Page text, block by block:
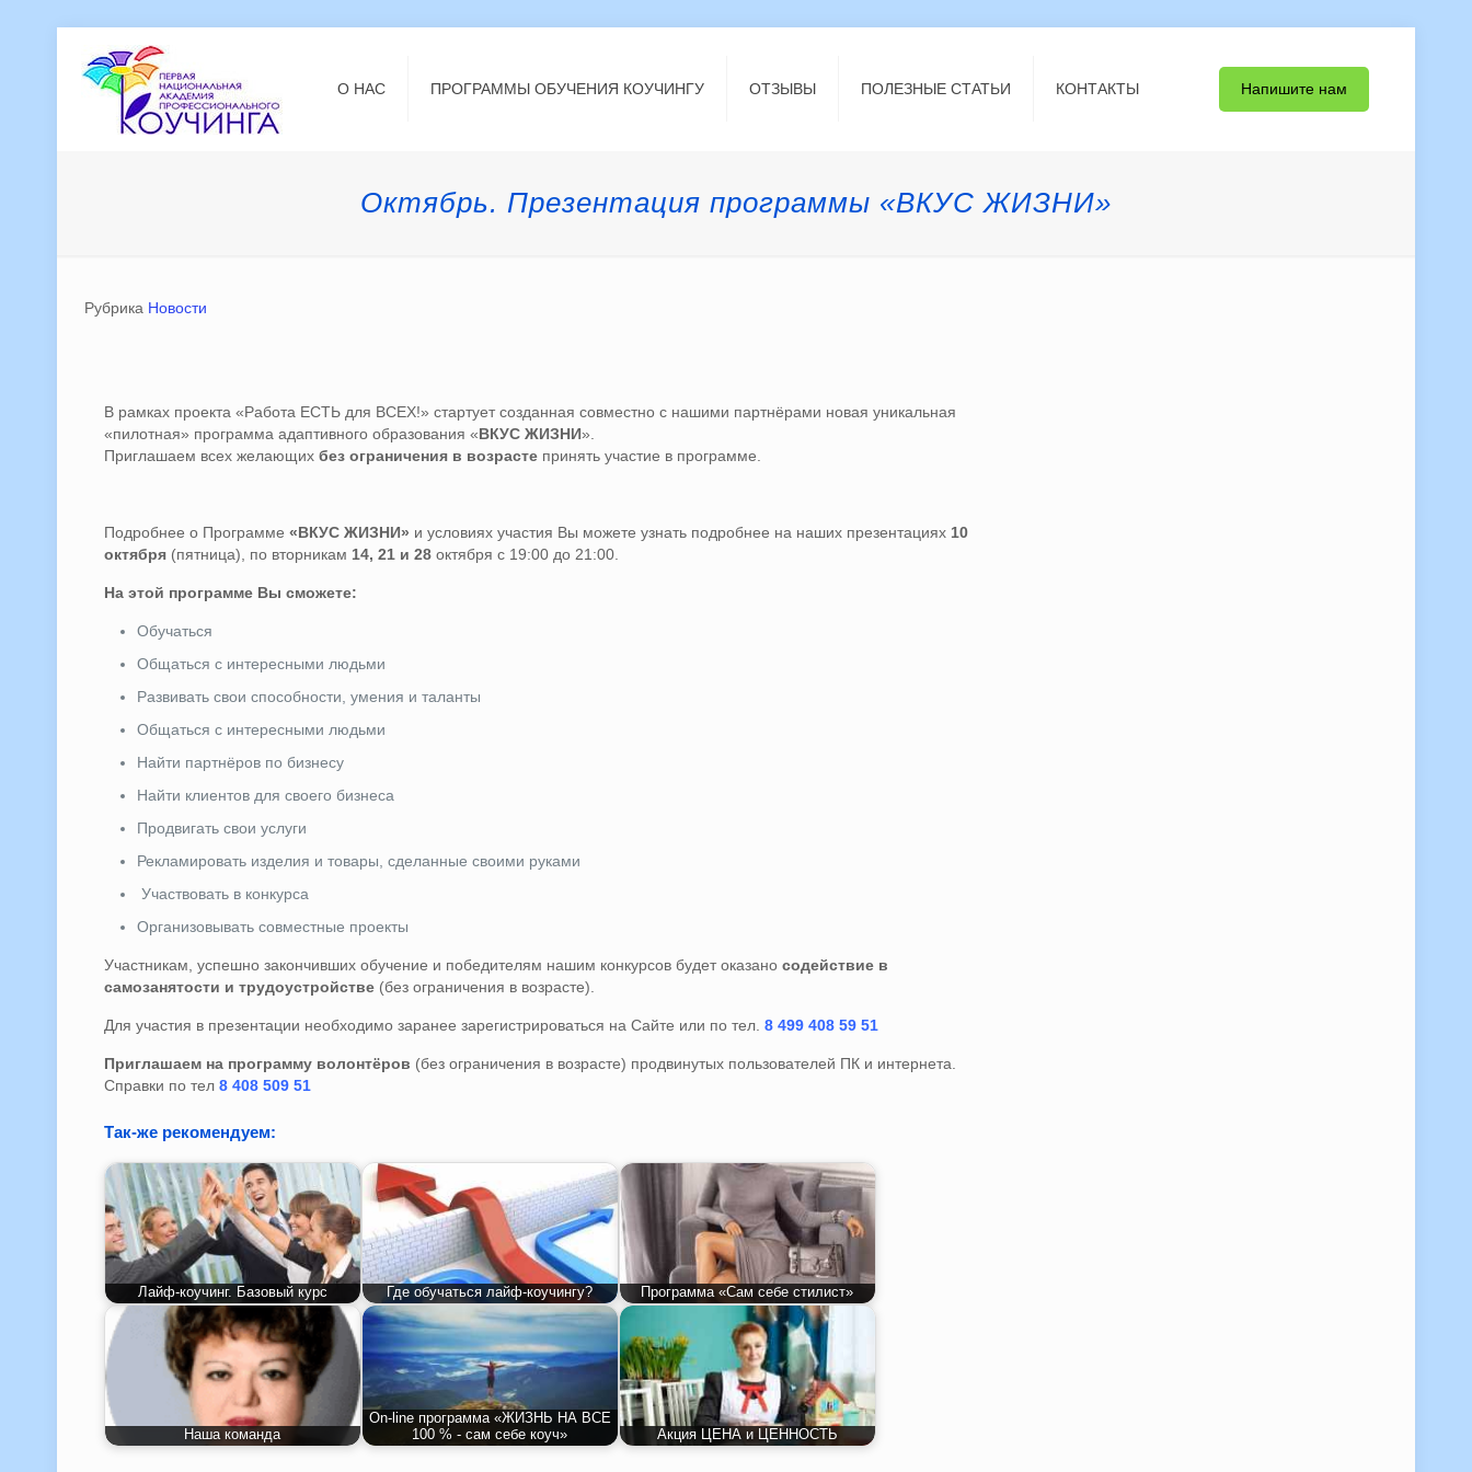
О НАС ПРОГРАММЫ ОБУЧЕНИЯ КОУЧИНГУ ОТЗЫВЫ ПОЛЕЗНЫЕ СТАТЬИ КОНТАКТЫ Напишите нам
Октябрь. Презентация программы «ВКУС ЖИЗНИ»
Рубрика Новости
В рамках проекта «Работа ЕСТЬ для ВСЕХ!» стартует созданная совместно с нашими партнёрами новая уникальная
«пилотная» программа адаптивного образования «ВКУС ЖИЗНИ».
Приглашаем всех желающих без ограничения в возрастепринять участие в программе.
Подробнее о Программе «ВКУС ЖИЗНИ» и условиях участия Вы можете узнать подробнее на наших презентациях 10
октября(пятница), по вторникам 14, 21 и 28октября с 19:00 до 21:00.
На этой программе Вы сможете:
Обучаться
Общаться с интересными людьми
Развивать свои способности, умения и таланты
Общаться с интересными людьми
Найти партнёров по бизнесу
Найти клиентов для своего бизнеса
Продвигать свои услуги
Рекламировать изделия и товары, сделанные своими руками
Участвовать в конкурса
Организовывать совместные проекты
Участникам, успешно закончивших обучение и победителям нашим конкурсов будет оказано содействие в
самозанятости и трудоустройстве(без ограничения в возрасте).
Для участия в презентации необходимо заранее зарегистрироваться на Сайте или по тел. 8 499 408 59 51
Приглашаем на программу волонтёров (без ограничения в возрасте) продвинутых пользователей ПК и интернета.
Справки по тел 8 408 509 51
Так-же рекомендуем:
Лайф-коучинг. Базовый курс Где обучаться лайф-коучингу? Программа «Сам себе стилист»
Наша команда
On-line программа «ЖИЗНЬ НА ВСЕ
100 % - сам себе коуч»
Акция ЦЕНА и ЦЕННОСТЬ